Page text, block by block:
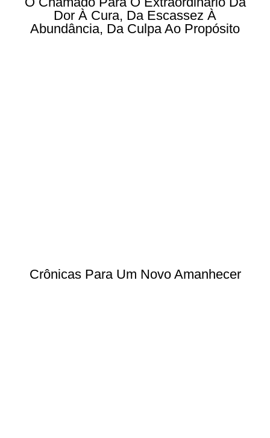
Dor À Cura, Da Escassez À
Abundância, Da Culpa Ao Propósito
Crônicas Para Um Novo Amanhecer